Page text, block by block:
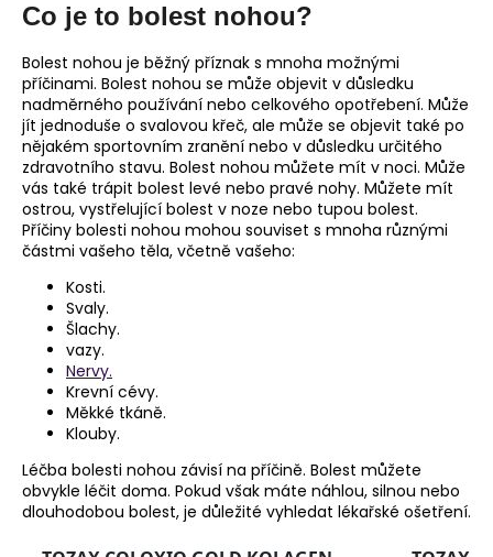
Co je to bolest nohou?
Bolest nohou je běžný příznak s mnoha možnými
příčinami. Bolest nohou se může objevit v důsledku
nadměrného používání nebo celkového opotřebení. Může
jít jednoduše o svalovou křeč, ale může se objevit také po
nějakém sportovním zranění nebo v důsledku určitého
zdravotního stavu. Bolest nohou můžete mít v noci. Může
vás také trápit bolest levé nebo pravé nohy. Můžete mít
ostrou, vystřelující bolest v noze nebo tupou bolest.
Příčiny bolesti nohou mohou souviset s mnoha různými
částmi vašeho těla, včetně vašeho:
Kosti.
Svaly.
Šlachy.
vazy.
Nervy.
Krevní cévy.
Měkké tkáně.
Klouby.
Léčba bolesti nohou závisí na příčině. Bolest můžete
obvykle léčit doma. Pokud však máte náhlou, silnou nebo
dlouhodobou bolest, je důležité vyhledat lékařské ošetření.
a
j
í
t
?
HLEDAT
u
č
u